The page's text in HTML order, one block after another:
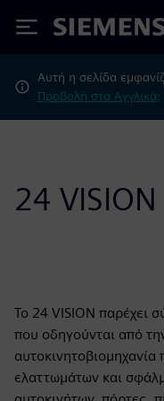
Siemens
Αυτή η σελίδα
Προβολή στα Αγγλικά;
24 VISION
Το 24 VISION παρέχει
που οδηγούνται από
ελαττωμάτων και